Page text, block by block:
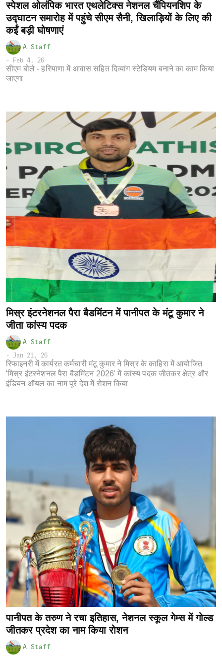
स्पेशल ओलंपिक भारत एथलेटिक्स नेशनल चैंपियनशिप के
उद्घाटन समारोह में पहुंचे सीएम सैनी, खिलाड़ियों के लिए की
कईं बड़ी घोषणाएं
A Staff
- Feb 4, 26
सीएम बोले - हरियाणा में आवास सहित दिव्यांग स्टेडियम बनाने का काम किया
जाएगा
मिस्र इंटरनेशनल पैरा बैडमिंटन में पानीपत के मंटू कुमार ने
जीता कांस्य पदक
A Staff
- Jan 21, 26
रिफाइनरी में कार्यरत कर्मचारी मंटू कुमार ने मिस्र के काहिरा में आयोजित
'मिस्र इंटरनेशनल पैरा बैडमिंटन 2026' में कांस्य पदक जीतकर क्षेत्र और
इंडियन ऑयल का नाम पूरे देश में रोशन किया
पानीपत के तरुण ने रचा इतिहास, नेशनल स्कूल गेम्स में गोल्ड
जीतकर प्रदेश का नाम किया रोशन
A Staff